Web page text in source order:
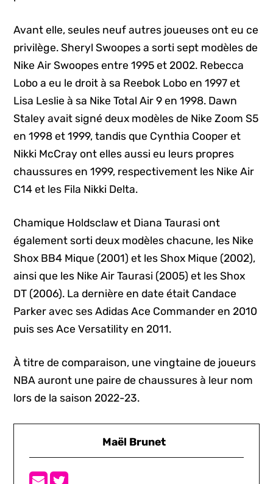
Avant elle, seules neuf autres joueuses ont eu ce
privilège. Sheryl Swoopes a sorti sept modèles de
Nike Air Swoopes entre 1995 et 2002. Rebecca
Lobo a eu le droit à sa Reebok Lobo en 1997 et
Lisa Leslie à sa Nike Total Air 9 en 1998. Dawn
Staley avait signé deux modèles de Nike Zoom S5
en 1998 et 1999, tandis que Cynthia Cooper et
Nikki McCray ont elles aussi eu leurs propres
chaussures en 1999, respectivement les Nike Air
C14 et les Fila Nikki Delta.
Chamique Holdsclaw et Diana Taurasi ont
également sorti deux modèles chacune, les Nike
Shox BB4 Mique (2001) et les Shox Mique (2002),
ainsi que les Nike Air Taurasi (2005) et les Shox
DT (2006). La dernière en date était Candace
Parker avec ses Adidas Ace Commander en 2010
puis ses Ace Versatility en 2011.
À titre de comparaison, une vingtaine de joueurs
NBA auront une paire de chaussures à leur nom
lors de la saison 2022-23.
Maël Brunet